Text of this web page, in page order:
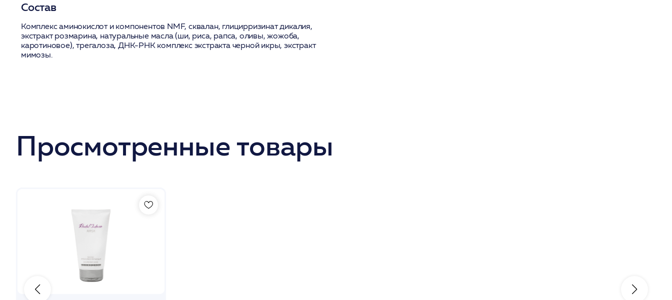
Состав
Комплекс аминокислот и компонентов NMF, сквалан, глицирризинат дикалия,
экстракт розмарина, натуральные масла (ши, риса, рапса, оливы, жожоба,
каротиновое), трегалоза, ДНК-РНК комплекс экстракта черной икры, экстракт
мимозы.
Просмотренные товары